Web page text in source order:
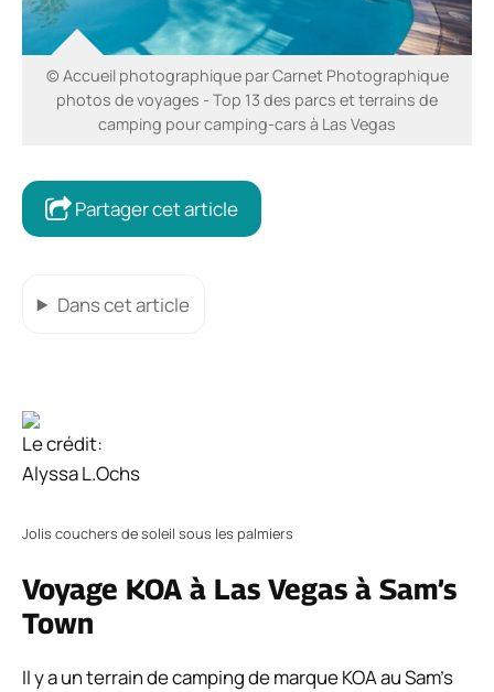
© Accueil photographique par Carnet Photographique
photos de voyages - Top 13 des parcs et terrains de
camping pour camping-cars à Las Vegas
Partager cet article
Dans cet article
Le crédit:
Alyssa L.Ochs
Jolis couchers de soleil sous les palmiers
Voyage KOA à Las Vegas à Sam’s
Town
Il y a un terrain de camping de marque KOA au Sam’s